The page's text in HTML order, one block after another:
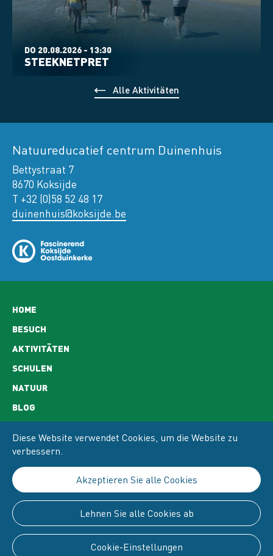
DO 20.08.2026 - 13:30
STEEKNETPRET
Alle Aktivitäten
Natuureducatief centrum Duinenhuis
Bettystraat 7
8670 Koksijde
T +32 (0)58 52 48 17
duinenhuis@koksijde.be
Hoofdnavigatie
HOME
BESUCH
AKTIVITÄTEN
SCHULEN
NATUUR
BLOG
Diese Website verwendet Cookies, um die Website zu
verbessern.
Cookie-Einstellungen
Lehnen Sie alle Cookies ab
Akzeptieren Sie alle Cookies
ÖFFNUNGSZEITEN
ERREICHBARKEIT
PRIVACY UND COOKIE POLICY
COOKIE POLICY